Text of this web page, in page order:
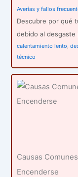
Averías y fallos
Descubre por qué
debido al
calentamiento lento ,
técnico
Causas
Encenderse